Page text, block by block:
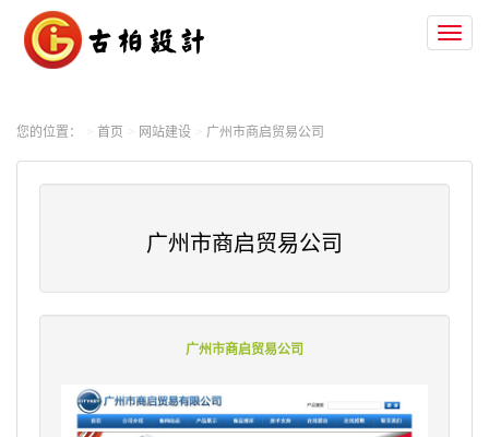
您的位置： 首页 网站建设 广州市商启贸易公司
广州市商启贸易公司
广州市商启贸易公司